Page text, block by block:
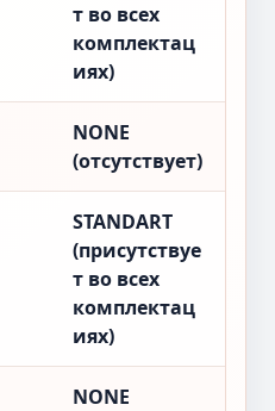
т во всех
комплектац
иях)
NONE
(отсутствует)
STANDART
(присутствуе
т во всех
комплектац
иях)
NONE